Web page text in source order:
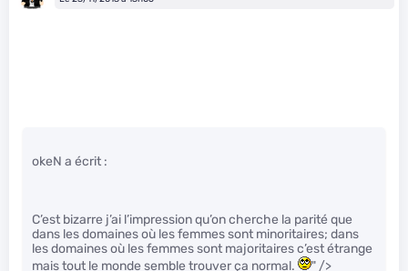
okeN a écrit :
C’est bizarre j’ai l’impression qu’on cherche la parité que
dans les domaines où les femmes sont minoritaires; dans
les domaines où les femmes sont majoritaires c’est étrange
mais tout le monde semble trouver ça normal.
" />